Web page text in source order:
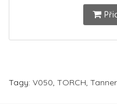
Tagy: V050, TORCH,